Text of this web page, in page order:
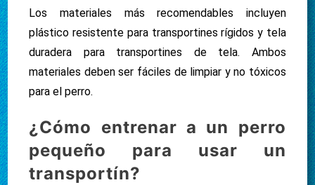
Los materiales más recomendables incluyen
plástico resistente para transportines rígidos y tela
duradera para transportines de tela. Ambos
materiales deben ser fáciles de limpiar y no tóxicos
para el perro.
¿Cómo entrenar a un perro
pequeño para usar un
transportín?